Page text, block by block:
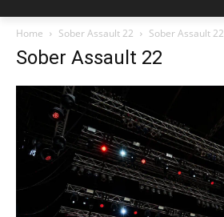
Home Sober Assault 22 Sober Assault 22
Sober Assault 22